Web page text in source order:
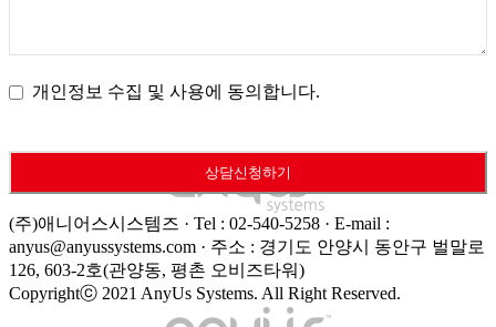
개인정보 수집 및 사용에 동의합니다.
상담신청하기
be
left
blank
(주)애니어스시스템즈 · Tel : 02-540-5258 · E-mail :
anyus@anyussystems.com · 주소 : 경기도 안양시 동안구 벌말로
126, 603-2호(관양동, 평촌 오비즈타워)
Copyrightⓒ 2021 AnyUs Systems. All Right Reserved.